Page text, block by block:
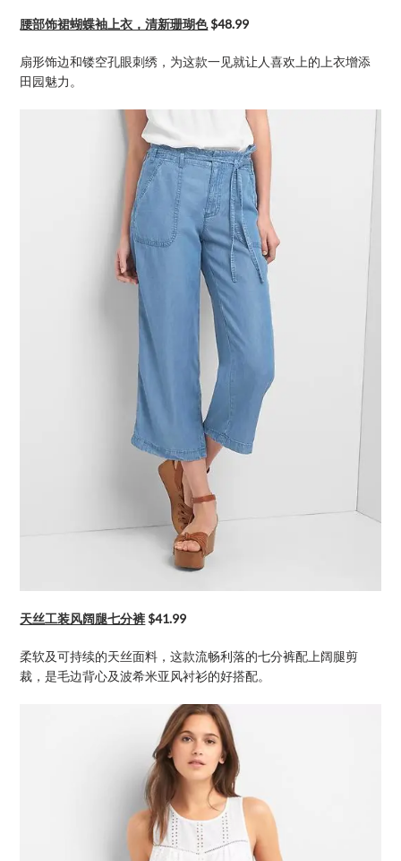
腰部饰裙蝴蝶袖上衣，清新珊瑚色$48.99
扇形饰边和镂空孔眼刺绣，为这款一见就让人喜欢上的上衣增添
田园魅力。
天丝工装风阔腿七分裤$41.99
柔软及可持续的天丝面料，这款流畅利落的七分裤配上阔腿剪
裁，是毛边背心及波希米亚风衬衫的好搭配。